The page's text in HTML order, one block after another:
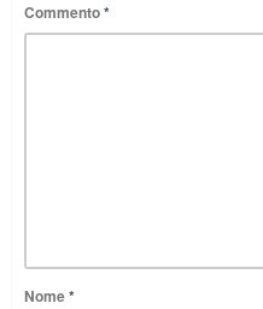
Commento*
Nome*